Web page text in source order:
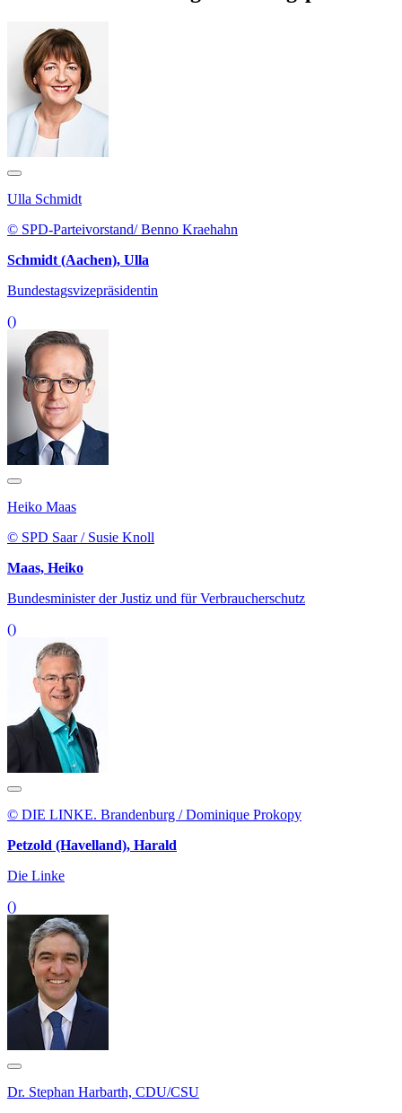
Ulla Schmidt
© SPD-Parteivorstand/ Benno Kraehahn
Schmidt (Aachen), Ulla
Bundestagsvizepräsidentin
()
Heiko Maas
© SPD Saar / Susie Knoll
Maas, Heiko
Bundesminister der Justiz und für Verbraucherschutz
()
© DIE LINKE. Brandenburg / Dominique Prokopy
Petzold (Havelland), Harald
Die Linke
()
Dr. Stephan Harbarth, CDU/CSU